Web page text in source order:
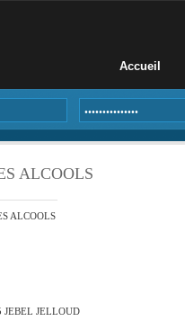
Accueil
ALCOOLS
ALCOOLS
JEBEL JELLOUD